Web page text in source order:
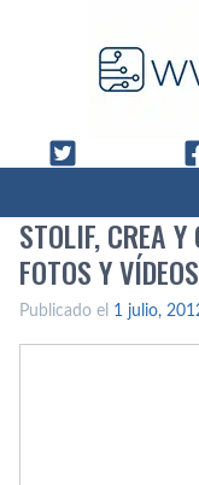
STOLIF, CREA
FOTOS Y VÍ­DEOS
Publicado el 1 julio,